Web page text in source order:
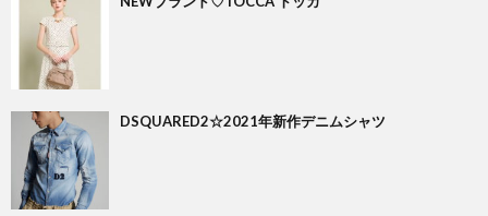
DSQUARED2☆2021年新作デニムシャツ